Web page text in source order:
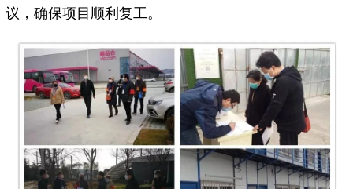
议，确保项目顺利复工。